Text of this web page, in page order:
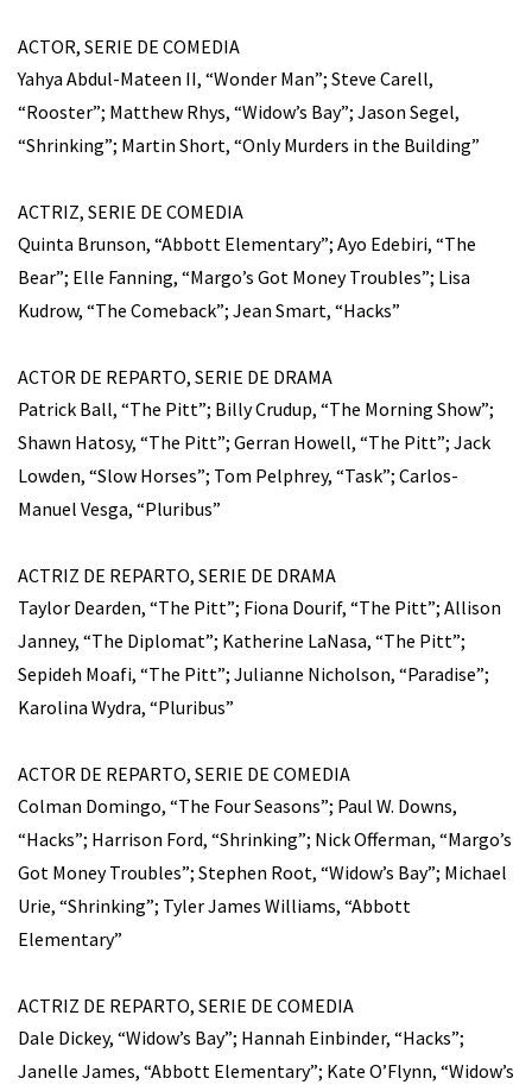
ACTOR, SERIE DE COMEDIA
Yahya Abdul-Mateen II, “Wonder Man”; Steve Carell,
“Rooster”; Matthew Rhys, “Widow’s Bay”; Jason Segel,
“Shrinking”; Martin Short, “Only Murders in the Building”
ACTRIZ, SERIE DE COMEDIA
Quinta Brunson, “Abbott Elementary”; Ayo Edebiri, “The
Bear”; Elle Fanning, “Margo’s Got Money Troubles”; Lisa
Kudrow, “The Comeback”; Jean Smart, “Hacks”
ACTOR DE REPARTO, SERIE DE DRAMA
Patrick Ball, “The Pitt”; Billy Crudup, “The Morning Show”;
Shawn Hatosy, “The Pitt”; Gerran Howell, “The Pitt”; Jack
Lowden, “Slow Horses”; Tom Pelphrey, “Task”; Carlos-
Manuel Vesga, “Pluribus”
ACTRIZ DE REPARTO, SERIE DE DRAMA
Taylor Dearden, “The Pitt”; Fiona Dourif, “The Pitt”; Allison
Janney, “The Diplomat”; Katherine LaNasa, “The Pitt”;
Sepideh Moafi, “The Pitt”; Julianne Nicholson, “Paradise”;
Karolina Wydra, “Pluribus”
ACTOR DE REPARTO, SERIE DE COMEDIA
Colman Domingo, “The Four Seasons”; Paul W. Downs,
“Hacks”; Harrison Ford, “Shrinking”; Nick Offerman, “Margo’s
Got Money Troubles”; Stephen Root, “Widow’s Bay”; Michael
Urie, “Shrinking”; Tyler James Williams, “Abbott
Elementary”
ACTRIZ DE REPARTO, SERIE DE COMEDIA
Dale Dickey, “Widow’s Bay”; Hannah Einbinder, “Hacks”;
Janelle James, “Abbott Elementary”; Kate O’Flynn, “Widow’s